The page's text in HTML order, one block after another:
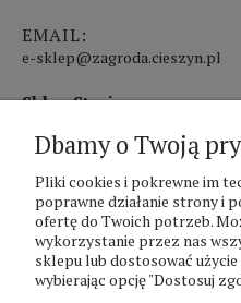
EMAIL:
e-sklep@zagroda.cieszyn.pl
Sklep Stacjonarny czynny:
pon.-pt. 8:00 - 17:00
sobota 8:00 - 13:00
PHU Zagroda A.Szlaur
ZAGRODA Centrum
UL. Hallera 116A
Dbamy o Twoją
Pliki cookies i pokrewne im
poprawne działanie strony i
ofertę do Twoich potrzeb.
wykorzystanie przez nas
sklepu lub dostosować
wybierając opcję "Dostosuj